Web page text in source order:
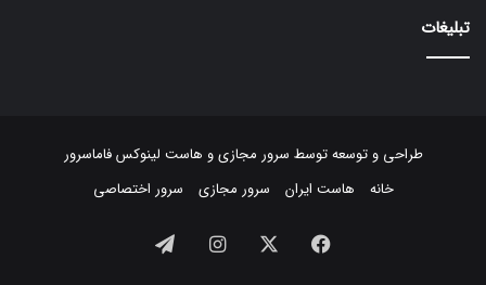
تبلیغات
طراحی و توسعه توسط سرور مجازیو هاست لینوکسفاماسرور
خانه
هاست ایران سرور مجازی سرور اختصاصی
فیسبوک ایکس اینستاگرام